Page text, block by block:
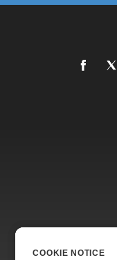
COOKIE NOTICE
COOKIE NOTICE